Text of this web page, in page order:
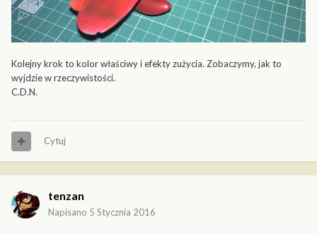
Kolejny krok to kolor właściwy i efekty zużycia. Zobaczymy, jak to
wyjdzie w rzeczywistości.
C.D.N.
Cytuj
tenzan
Napisano 5 Stycznia 2016